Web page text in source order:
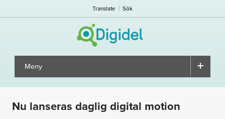
Translate Sök
Meny ▼
Nu lanseras daglig digital motion